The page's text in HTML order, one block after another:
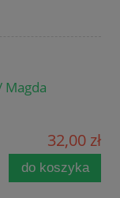
32,00 zł
do koszyka